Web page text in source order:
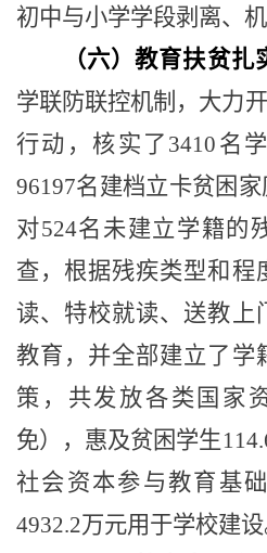
初中与小学学段剥离、机
（六）教育扶贫扎
学联防联控机制，大力
行动，核实了 3410 名
96197名建档立卡贫困家
对524名未建立学籍的
查，根据残疾类型和程
读、特校就读、送教上
教育，并全部建立了学
策，共发放各类国家
免），惠及贫困学生
社会资本参与教育基
4932.2万元用于学校建设